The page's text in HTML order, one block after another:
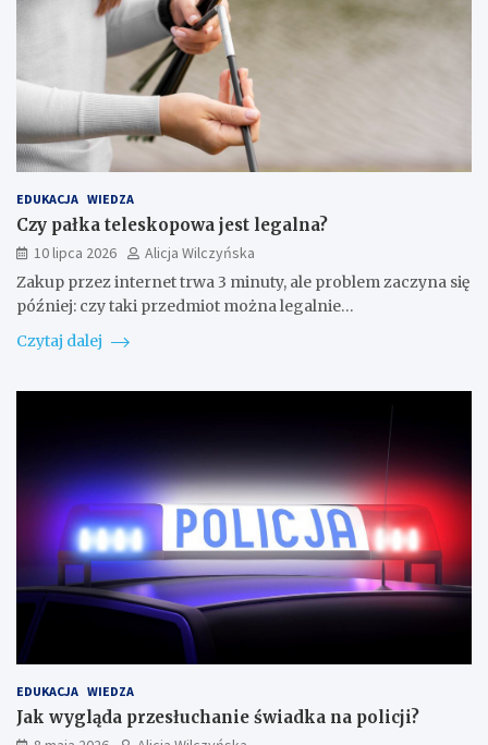
EDUKACJA WIEDZA
Czy pałka teleskopowa jest legalna?
10 lipca 2026
Alicja Wilczyńska
Zakup przez internet trwa 3 minuty, ale problem zaczyna się
później: czy taki przedmiot można legalnie…
Czytaj dalej
EDUKACJA WIEDZA
Jak wygląda przesłuchanie świadka na policji?